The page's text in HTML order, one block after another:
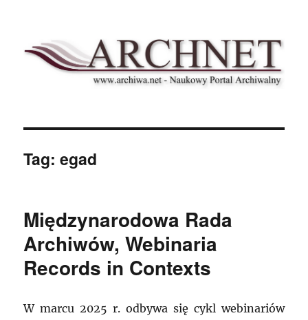
Archnet
Tag:egad
Międzynarodowa Rada
Archiwów, Webinaria
Records in Contexts
W marcu 2025 r. odbywa się cykl webinariów